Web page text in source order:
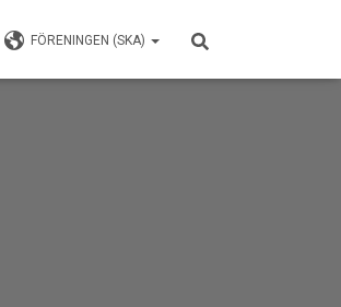
FÖRENINGEN (SKA)